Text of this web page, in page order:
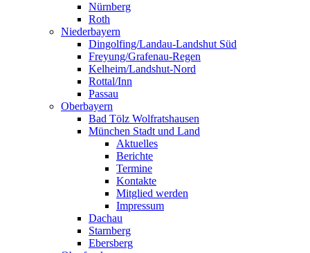
Nürnberg
Roth
Niederbayern
Dingolfing/Landau-Landshut Süd
Freyung/Grafenau-Regen
Kelheim/Landshut-Nord
Rottal/Inn
Passau
Oberbayern
Bad Tölz Wolfratshausen
München Stadt und Land
Aktuelles
Berichte
Termine
Kontakte
Mitglied werden
Impressum
Dachau
Starnberg
Ebersberg